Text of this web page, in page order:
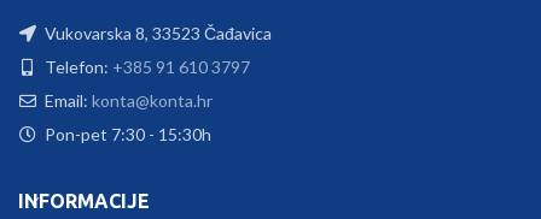
Vukovarska 8, 33523 Čađavica
Telefon: +385 91 610 3797
Email: konta@konta.hr
Pon-pet 7:30 - 15:30h
INFORMACIJE